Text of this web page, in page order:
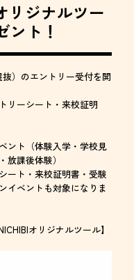
リジナルツー
ント！
）のエントリー受付を開
リーシート・来校証明
ント（体験入学・学校見
課後体験）
ート・来校証明書・受験
イベントも対象になりま
オリジナルツール】